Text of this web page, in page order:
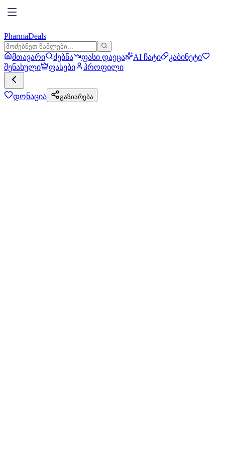
PharmaDeals
მთავარი ძებნა ფასი დაეცა AI ჩატი
კაბინეტი
შენახული
ფასები პროფილი
დონაცია გაზიარება